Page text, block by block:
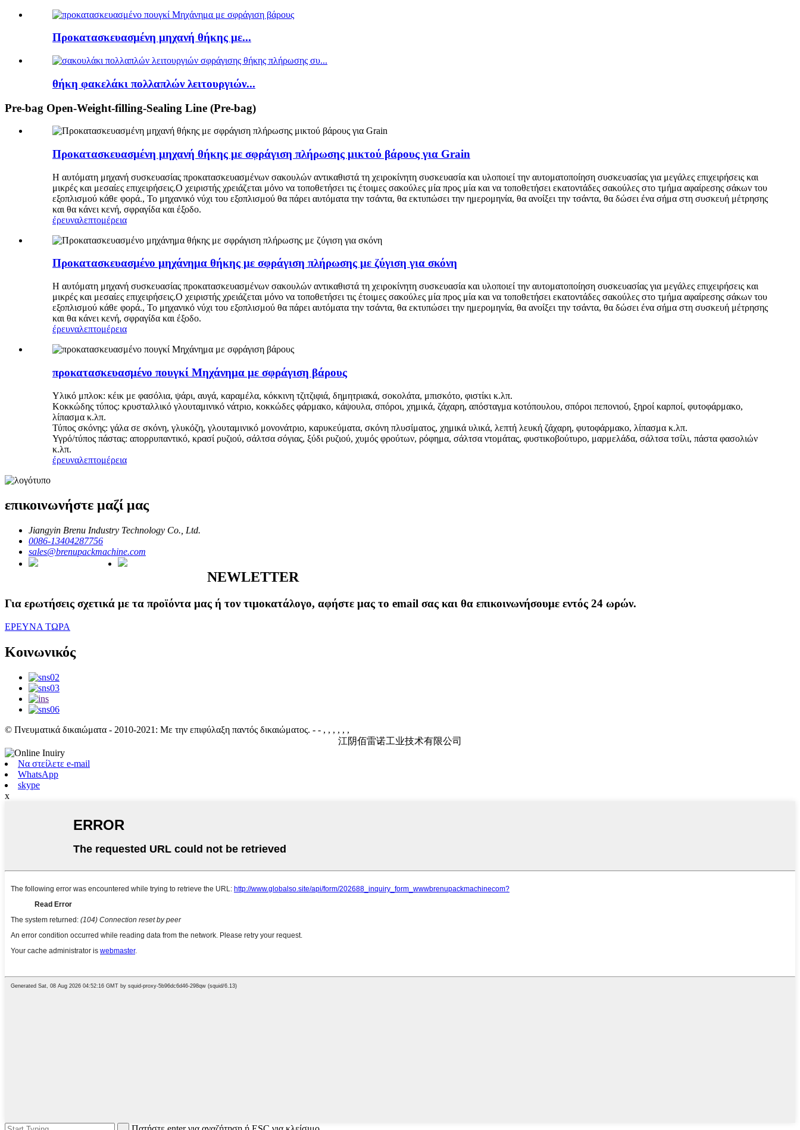
Προκατασκευασμένη μηχανή θήκης με...
θήκη φακελάκι πολλαπλών λειτουργιών...
Pre-bag Open-Weight-filling-Sealing Line (Pre-bag)
Προκατασκευασμένη μηχανή θήκης με σφράγιση πλήρωσης μικτού βάρους για Grain
Η αυτόματη μηχανή συσκευασίας προκατασκευασμένων σακουλών αντικαθιστά τη χειροκίνητη συσκευασία και υλοποιεί την αυτοματοποίηση συσκευασίας για μεγάλες επιχειρήσεις και
μικρές και μεσαίες επιχειρήσεις.Ο χειριστής χρειάζεται μόνο να τοποθετήσει τις έτοιμες σακούλες μία προς μία και να τοποθετήσει εκατοντάδες σακούλες στο τμήμα αφαίρεσης σάκων του
εξοπλισμού κάθε φορά., Το μηχανικό νύχι του εξοπλισμού θα πάρει αυτόματα την τσάντα, θα εκτυπώσει την ημερομηνία, θα ανοίξει την τσάντα, θα δώσει ένα σήμα στη συσκευή μέτρησης
και θα κάνει κενή, σφραγίδα και έξοδο.
έρευναλεπτομέρεια
Προκατασκευασμένο μηχάνημα θήκης με σφράγιση πλήρωσης με ζύγιση για σκόνη
Η αυτόματη μηχανή συσκευασίας προκατασκευασμένων σακουλών αντικαθιστά τη χειροκίνητη συσκευασία και υλοποιεί την αυτοματοποίηση συσκευασίας για μεγάλες επιχειρήσεις και
μικρές και μεσαίες επιχειρήσεις.Ο χειριστής χρειάζεται μόνο να τοποθετήσει τις έτοιμες σακούλες μία προς μία και να τοποθετήσει εκατοντάδες σακούλες στο τμήμα αφαίρεσης σάκων του
εξοπλισμού κάθε φορά., Το μηχανικό νύχι του εξοπλισμού θα πάρει αυτόματα την τσάντα, θα εκτυπώσει την ημερομηνία, θα ανοίξει την τσάντα, θα δώσει ένα σήμα στη συσκευή μέτρησης
και θα κάνει κενή, σφραγίδα και έξοδο.
έρευναλεπτομέρεια
προκατασκευασμένο πουγκί Μηχάνημα με σφράγιση βάρους
Υλικό μπλοκ: κέικ με φασόλια, ψάρι, αυγά, καραμέλα, κόκκινη τζιτζιφιά, δημητριακά, σοκολάτα, μπισκότο, φιστίκι κ.λπ.
Κοκκώδης τύπος: κρυσταλλικό γλουταμινικό νάτριο, κοκκώδες φάρμακο, κάψουλα, σπόροι, χημικά, ζάχαρη, απόσταγμα κοτόπουλου, σπόροι πεπονιού, ξηροί καρποί, φυτοφάρμακο,
λίπασμα κ.λπ.
Τύπος σκόνης: γάλα σε σκόνη, γλυκόζη, γλουταμινικό μονονάτριο, καρυκεύματα, σκόνη πλυσίματος, χημικά υλικά, λεπτή λευκή ζάχαρη, φυτοφάρμακο, λίπασμα κ.λπ.
Υγρό/τύπος πάστας: απορρυπαντικό, κρασί ρυζιού, σάλτσα σόγιας, ξύδι ρυζιού, χυμός φρούτων, ρόφημα, σάλτσα ντομάτας, φυστικοβούτυρο, μαρμελάδα, σάλτσα τσίλι, πάστα φασολιών
κ.λπ.
έρευναλεπτομέρεια
επικοινωνήστε μαζί μας
Jiangyin Brenu Industry Technology Co., Ltd.
0086-13404287756
sales@brenupackmachine.com
NEWLETTER
Για ερωτήσεις σχετικά με τα προϊόντα μας ή τον τιμοκατάλογο, αφήστε μας το email σας και θα επικοινωνήσουμε εντός 24 ωρών.
ΕΡΕΥΝΑ ΤΩΡΑ
Κοινωνικός
© Πνευματικά δικαιώματα - 2010-2021: Με την επιφύλαξη παντός δικαιώματος. - - , , , , , ,
江阴佰雷诺工业技术有限公司
Να στείλετε e-mail
WhatsApp
skype
x